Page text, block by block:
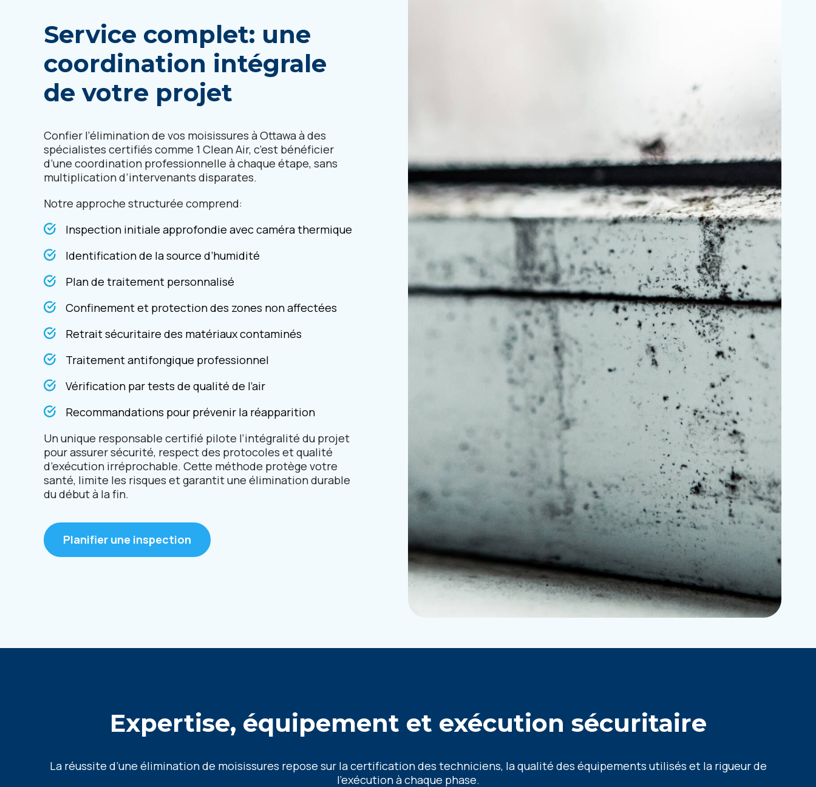
Service complet: une
coordination intégrale
de votre projet
Confier l’élimination de vos moisissures à Ottawa à des
spécialistes certifiés comme 1 Clean Air, c’est bénéficier
d’une coordination professionnelle à chaque étape, sans
multiplication d’intervenants disparates.
Notre approche structurée comprend:
Inspection initiale approfondie avec caméra thermique
Identification de la source d’humidité
Plan de traitement personnalisé
Confinement et protection des zones non affectées
Retrait sécuritaire des matériaux contaminés
Traitement antifongique professionnel
Vérification par tests de qualité de l’air
Recommandations pour prévenir la réapparition
Un unique responsable certifié pilote l’intégralité du projet
pour assurer sécurité, respect des protocoles et qualité
d’exécution irréprochable. Cette méthode protège votre
santé, limite les risques et garantit une élimination durable
du début à la fin.
Planifier une inspection
Expertise, équipement et exécution sécuritaire
La réussite d’une élimination de moisissures repose sur la certification des techniciens, la qualité des équipements utilisés et la rigueur de
l’exécution à chaque phase.